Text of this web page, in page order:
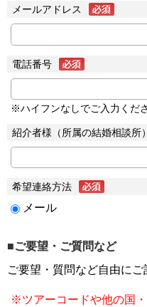
メールアドレス
電話番号
※ハイフンなしでご入力くだ
紹介者様（所属の結婚相談所）
希望連絡方法
メール
■ご要望・ご質問など
ご要望・質問など自由にご
※ツアーコードや他の国